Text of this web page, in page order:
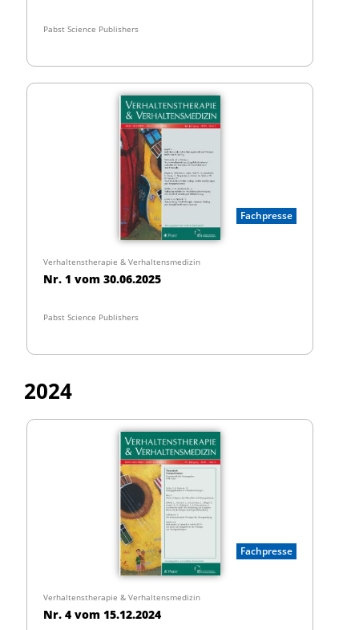
Pabst Science Publishers
Fachpresse
Verhaltenstherapie & Verhaltensmedizin
Nr. 1 vom 30.06.2025
Pabst Science Publishers
2024
Fachpresse
Verhaltenstherapie & Verhaltensmedizin
Nr. 4 vom 15.12.2024